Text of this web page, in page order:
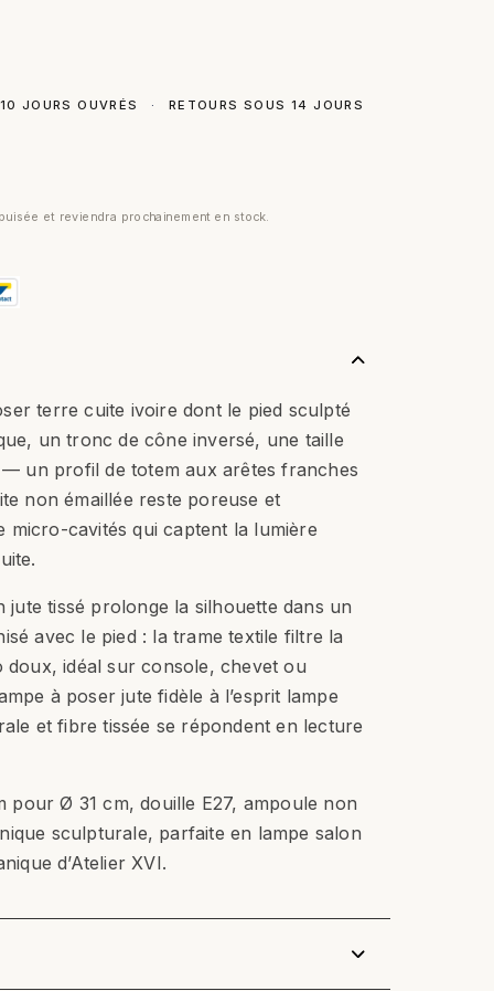
JOURS OUVRÉS · RETOURS SOUS 14 JOURS
et reviendra prochainement en stock.
terre cuite ivoire dont le pied sculpté
un tronc de cône inversé, une taille
un profil de totem aux arêtes franches
non émaillée reste poreuse et
micro-cavités qui captent la lumière
jute tissé prolonge la silhouette dans un
avec le pied : la trame textile filtre la
idéal sur console, chevet ou
à poser jute fidèle à l’esprit lampe
et fibre tissée se répondent en lecture
pour Ø 31 cm, douille E27, ampoule non
sculpturale, parfaite en lampe salon
d’Atelier XVI.